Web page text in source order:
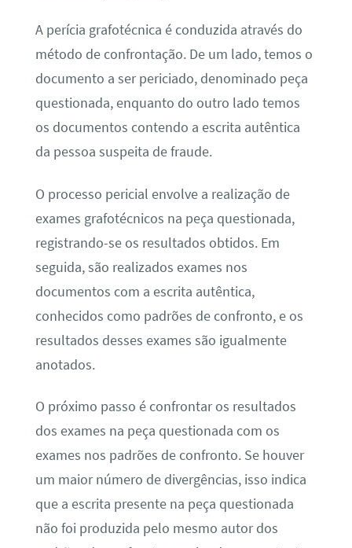
A perícia grafotécnica é conduzida através do
método de confrontação. De um lado, temos o
documento a ser periciado, denominado peça
questionada, enquanto do outro lado temos
os documentos contendo a escrita autêntica
da pessoa suspeita de fraude.
O processo pericial envolve a realização de
exames grafotécnicos na peça questionada,
registrando-se os resultados obtidos. Em
seguida, são realizados exames nos
documentos com a escrita autêntica,
conhecidos como padrões de confronto, e os
resultados desses exames são igualmente
anotados.
O próximo passo é confrontar os resultados
dos exames na peça questionada com os
exames nos padrões de confronto. Se houver
um maior número de divergências, isso indica
que a escrita presente na peça questionada
não foi produzida pelo mesmo autor dos